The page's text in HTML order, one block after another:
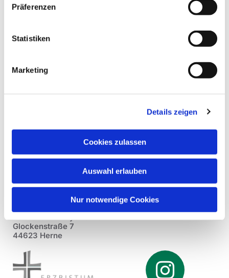
Präferenzen
Statistiken
Marketing
Details zeigen
Cookies zulassen
Auswahl erlauben
Nur notwendige Cookies
Glockenstraße 7
44623 Herne